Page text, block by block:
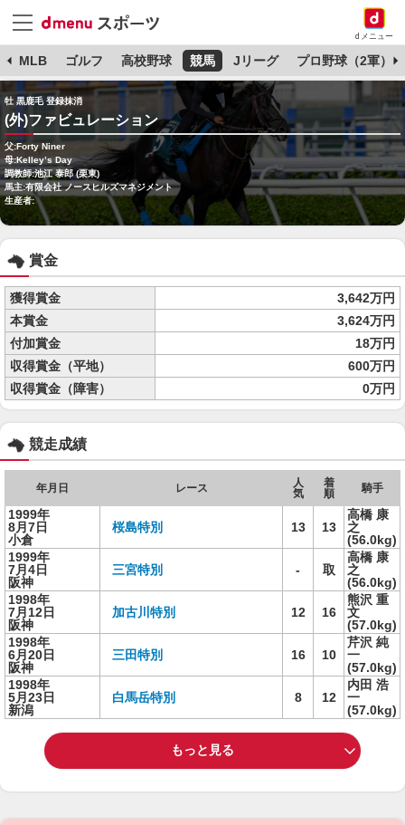
dメニュー
MLB ゴルフ 高校野球 競馬 Jリーグ プロ野球（2軍）
牡 黒鹿毛 登録抹消
(外)ファビュレーション
父:Forty Niner
母:Kelley’s Day
調教師:池江 泰郎 (栗東)
馬主:有限会社 ノースヒルズマネジメント
生産者:
賞金
獲得賞金
3,642万円
本賞金
3,624万円
付加賞金
18万円
収得賞金（平地）
600万円
収得賞金（障害）
0万円
競走成績
年月日 レース
人
気
着
順
騎手
1999年
8月7日
小倉
桜島特別 13 13
高橋 康
之
(56.0kg)
1999年
7月4日
阪神
三宮特別 - 取
高橋 康
之
(56.0kg)
1998年
7月12日
阪神
加古川特別 12 16
熊沢 重
文
(57.0kg)
1998年
6月20日
阪神
三田特別 16 10
芹沢 純
一
(57.0kg)
1998年
5月23日
新潟
白馬岳特別 8 12
内田 浩
一
(57.0kg)
もっと見る